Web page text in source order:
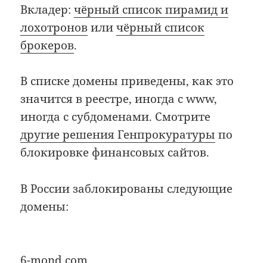
Вкладер:чёрный список пирамид и
лохотроновиличёрный список
брокеров.
В списке домены приведены, как это
значится в реестре, иногда с www,
иногда с субдоменами. Смотрите
другие решения Генпрокуратуры по
блокировке финансовых сайтов.
В России заблокированы следующие
домены: